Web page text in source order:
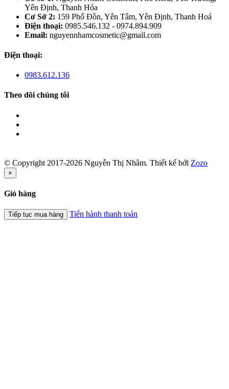
Yên Định, Thanh Hóa
Cơ Sở 2: 159 Phố Đồn, Yên Tâm, Yên Định, Thanh Hoá
Điện thoại: 0985.546.132 - 0974.894.909
Email: nguyennhamcosmetic@gmail.com
Điện thoại:
0983.612.136
Theo dõi chúng tôi
© Copyright 2017-2026 Nguyễn Thị Nhâm. Thiết kế bởi Zozo
×
Giỏ hàng
Tiếp tục mua hàng Tiến hành thanh toán